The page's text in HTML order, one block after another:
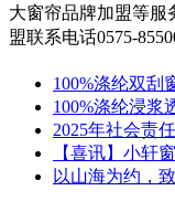
大窗帘品牌加盟等服
盟联系电话0575-
100%涤纶双刮
100%涤纶浸浆
2025年社会责
【喜讯】小轩
以山海为约，